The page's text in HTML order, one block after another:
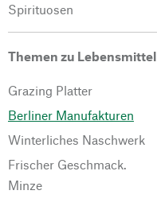
Spirituosen
Themen zu Lebensmittel
Grazing Platter
Berliner Manufakturen
Winterliches Naschwerk
Frischer Geschmack.
Minze